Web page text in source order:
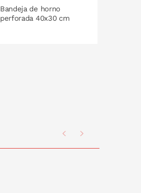
Bandeja de horno
perforada 40x30 cm